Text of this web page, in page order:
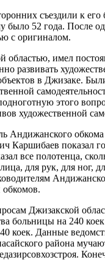
съездили к
52 года. После
с оригиналом.
имел
развивать
в Джизаке.
этого
художественной
Андижанского
Каршибаев показал
все полотенца,
для рук, для ног,
обкомов.
Джизакской
больницы на 240
коек. Данные
района